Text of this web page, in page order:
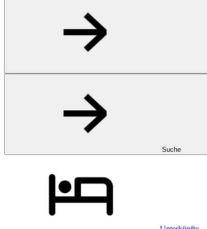
Suche